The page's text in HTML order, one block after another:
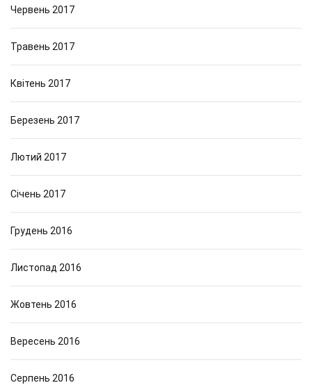
Червень 2017
Травень 2017
Квітень 2017
Березень 2017
Лютий 2017
Січень 2017
Грудень 2016
Листопад 2016
Жовтень 2016
Вересень 2016
Серпень 2016